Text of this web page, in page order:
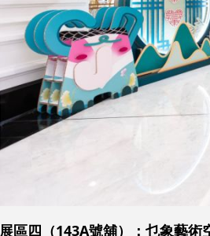
展區四（143A號舖）：乜象藝術